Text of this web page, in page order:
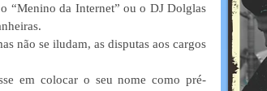
“Menino da Internet” ou o DJ Dolglas
não se iludam, as disputas aos cargos
em colocar o seu nome como pré-